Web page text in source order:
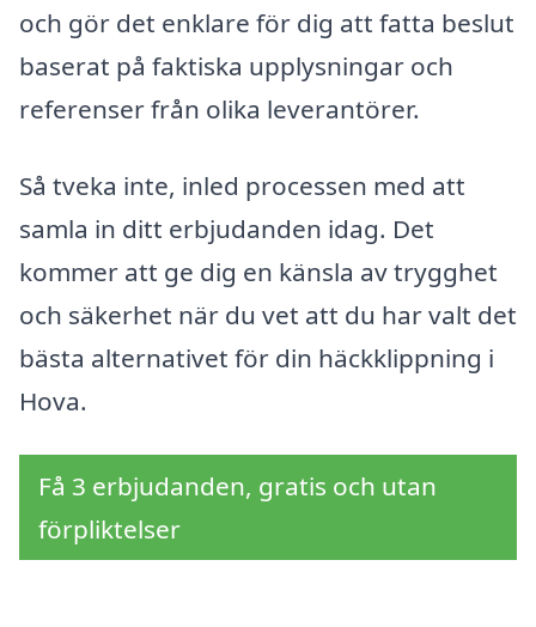
och gör det enklare för dig att fatta beslut
baserat på faktiska upplysningar och
referenser från olika leverantörer.
Så tveka inte, inled processen med att
samla in ditt erbjudanden idag. Det
kommer att ge dig en känsla av trygghet
och säkerhet när du vet att du har valt det
bästa alternativet för din häckklippning i
Hova.
Få 3 erbjudanden, gratis och utan
förpliktelser